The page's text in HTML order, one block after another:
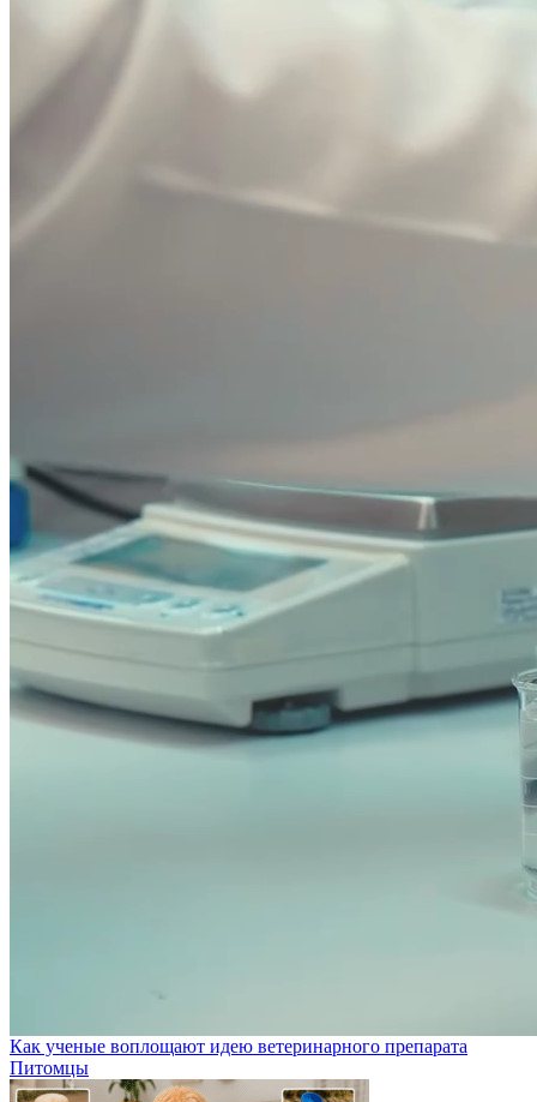
Как ученые воплощают идею ветеринарного препарата
Питомцы